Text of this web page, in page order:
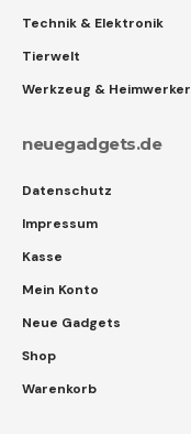
Technik & Elektronik
Tierwelt
Werkzeug & Heimwerker
neuegadgets.de
Datenschutz
Impressum
Kasse
Mein Konto
Neue Gadgets
Shop
Warenkorb